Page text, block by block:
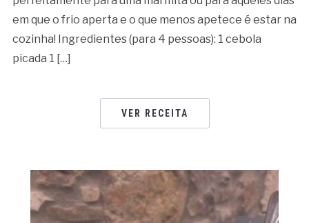
em que o frio aperta e o que menos apetece é estar na
cozinha! Ingredientes (para 4 pessoas): 1 cebola
picada 1 […]
VER RECEITA